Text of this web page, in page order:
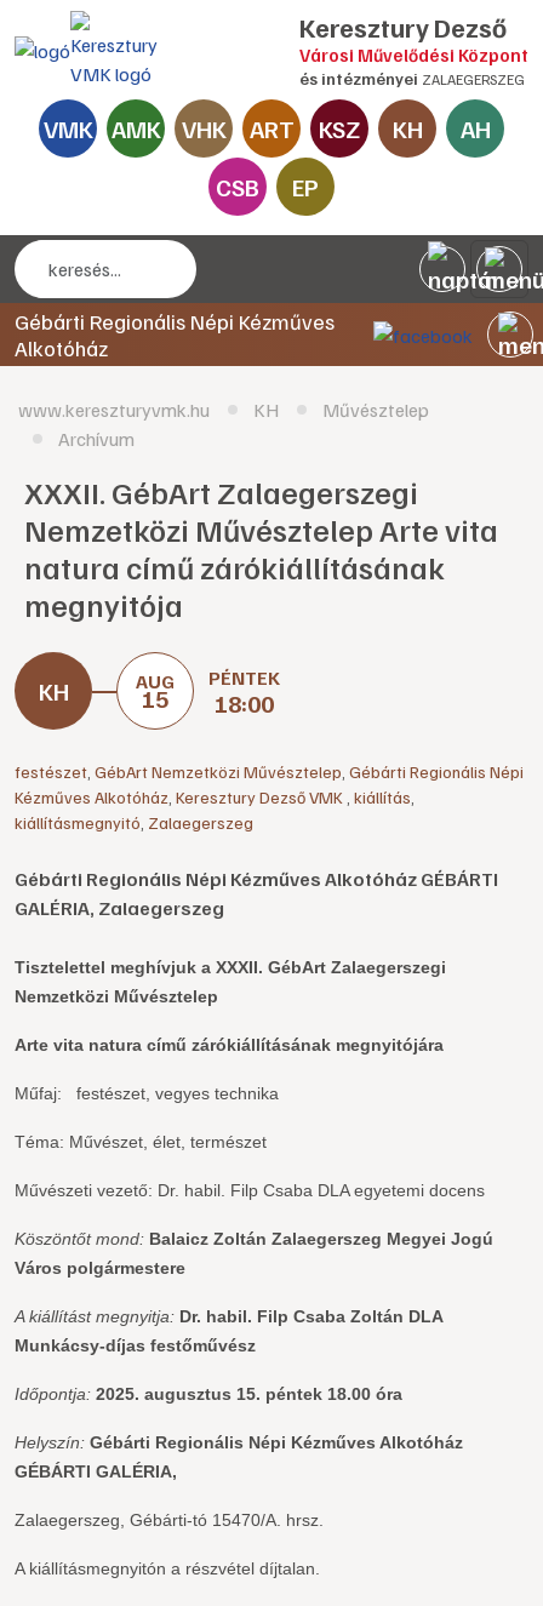
Keresztury Dezső
Városi Művelődési Központ
és intézményei ZALAEGERSZEG
VMK AMK VHK ART KSZ KH
AH
CSB
EP
Gébárti Regionális Népi Kézműves
Alkotóház
www.kereszturyvmk.hu KH
Művésztelep
Archívum
XXXII. GébArt Zalaegerszegi
Nemzetközi Művésztelep Arte vita
natura című zárókiállításának
megnyitója
AUG
15
PÉNTEK
18:00
festészet GébArt Nemzetközi Művésztelep Gébárti Regionális Népi
Kézműves Alkotóház Keresztury Dezső VMK kiállítás
kiállításmegnyitó Zalaegerszeg
Gébárti Regionális Népi Kézműves Alkotóház GÉBÁRTI
GALÉRIA, Zalaegerszeg
Tisztelettel meghívjuk a XXXII. GébArt Zalaegerszegi
Nemzetközi Művésztelep
Arte vita natura című zárókiállításának megnyitójára
Műfaj: festészet, vegyes technika
Téma: Művészet, élet, természet
Művészeti vezető: Dr. habil. Filp Csaba DLA egyetemi docens
Köszöntőt mond: Balaicz Zoltán Zalaegerszeg Megyei Jogú
Város polgármestere
A kiállítást megnyitja: Dr. habil. Filp Csaba Zoltán DLA
Munkácsy-díjas festőművész
Időpontja: 2025. augusztus 15. péntek 18.00 óra
Helyszín: Gébárti Regionális Népi Kézműves Alkotóház
GÉBÁRTI GALÉRIA,
Zalaegerszeg, Gébárti-tó 15470/A. hrsz.
A kiállításmegnyitón a részvétel díjtalan.